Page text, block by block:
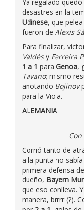
Ya regalado quedó
desastres en la
Udinese, que
fueron de Alexis
Para finalizar,
Valdésy Ferreira
1 a 1 para Genoa,
Tavano; mismo
anotando Bojinov
para la Viola.
ALEMANIA
Corrió tanto de
a la punta no
primera defensa
dueño, Bayern
que eso conlleva.
manera, brrrr (?).